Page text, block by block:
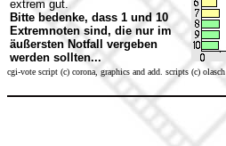
extrem gut.
Bitte bedenke, dass 1 und 10
Extremnoten sind, die nur im
äußersten Notfall vergeben
werden sollten...
cgi-vote script (c) corona, graphics and add. scripts (c) olasch